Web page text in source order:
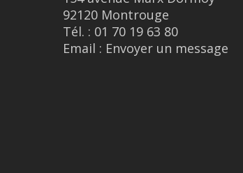
92120 Montrouge
Tél. : 01 70 19 63 80
Email : Envoyer un message